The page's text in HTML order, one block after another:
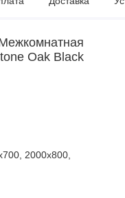
Oak Black
2000х800,